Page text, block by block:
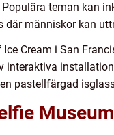
teman kan
människor kan
Cream i San
interaktiva
pastellfärgad
Museum